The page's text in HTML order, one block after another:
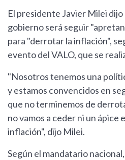
El presidente Javier Milei
gobierno será seguir
para "derrotar la inflación",
evento del VALO, que se
"Nosotros tenemos una
y estamos convencidos en
que no terminemos de
no vamos a ceder ni un ápice
inflación", dijo Milei.
Según el mandatario